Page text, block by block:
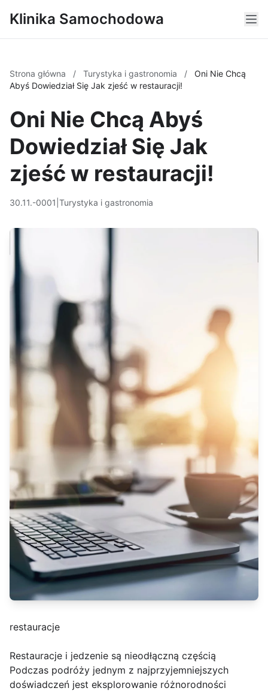
Klinika Samochodowa
Strona główna / Turystyka i gastronomia /
Oni Nie Chcą
Abyś Dowiedział Się Jak zjeść w restauracji!
Oni Nie Chcą Abyś
Dowiedział Się Jak
zjeść w restauracji!
30.11.-0001 Turystyka i gastronomia
restauracje
Restauracje i jedzenie są nieodłączną częścią
Podczas podróży jednym z najprzyjemniejszych
doświadczeń jest eksplorowanie różnorodności